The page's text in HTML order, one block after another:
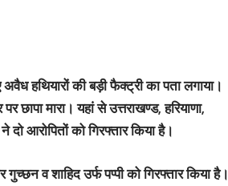
हथियारों की बड़ी फैक्ट्री का पता लगाया।
मारा। यहां से उत्तराखण्ड, हरियाणा,
आरोपितों को गिरफ्तार किया है।
व शाहिद उर्फ पप्पी को गिरफ्तार किया है।